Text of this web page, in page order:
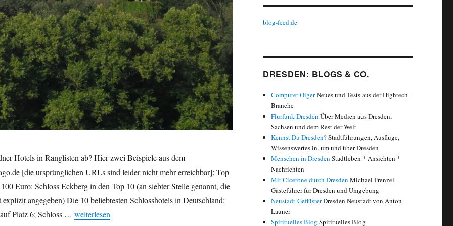
Hotels in Ranglisten ab? Hier zwei Beispiele aus dem
[die ursprünglichen URLs sind leider nicht mehr erreichbar]: Top
Euro: Schloss Eckberg in den Top 10 (an siebter Stelle genannt, die
angegeben) Die 10 beliebtesten Schlosshotels in Deutschland:
Platz 6; Schloss … „Drei Top 10-Platzierungen Dresdner Hotels in Ranglisten“
weiterlesen
blog-feed.de
DRESDEN: BLOGS & CO.
Computer-OigerNeues und Tests aus der Hightech-
Branche
Flurfunk Dresden Über Medien aus Dresden,
Sachsen und dem Rest der Welt
Kennst Du Dresden?Stadtführungen, Ausflüge,
Wissenswertes in, um und über Dresden
Menschen in Dresden Stadtleben * Ansichten *
Nachrichten
Mit Cicerone durch Dresden Michael Frenzel –
Gästeführer für Dresden und Umgebung
Neustadt-GeflüsterDresden Neustadt von Anton
Launer
Spirituelles Blog Spirituelles Blog